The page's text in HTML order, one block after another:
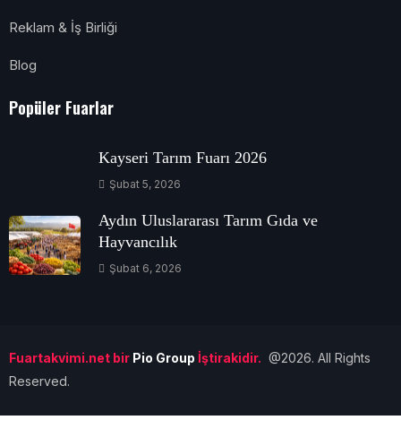
Reklam & İş Birliği
Blog
Popüler Fuarlar
Kayseri Tarım Fuarı 2026
Şubat 5, 2026
Aydın Uluslararası Tarım Gıda ve
Hayvancılık
Şubat 6, 2026
Fuartakvimi.net bir Pio Group İştirakidir. @2026. All Rights
Reserved.